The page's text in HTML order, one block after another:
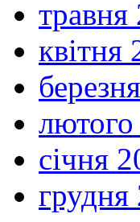
квітня
січня